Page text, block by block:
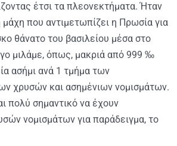
έτσι τα πλεονεκτήματα. Ήταν
που αντιμετωπίζει η Πρωσία για
​​θάνατο του βασιλείου μέσα στο
μιλάμε, όπως, μακριά από 999 ‰
ασήμι ανά 1 τμήμα των
χρυσών και ασημένιων νομισμάτων.
πολύ σημαντικό να έχουν
νομισμάτων για παράδειγμα, το